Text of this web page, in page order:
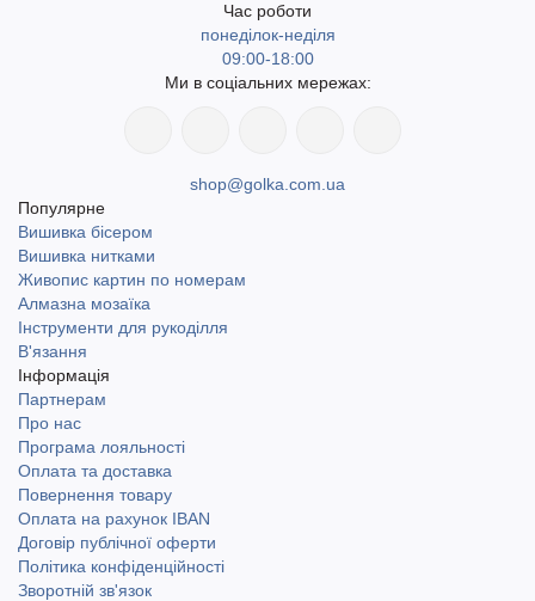
Час роботи
понеділок-неділя
09:00-18:00
Ми в соціальних мережах:
shop@golka.com.ua
Популярне
Вишивка бісером
Вишивка нитками
Живопис картин по номерам
Алмазна мозаїка
Інструменти для рукоділля
В'язання
Інформація
Партнерам
Про нас
Програма лояльності
Оплата та доставка
Повернення товару
Оплата на рахунок IBAN
Договір публічної оферти
Політика конфіденційності
Зворотній зв'язок